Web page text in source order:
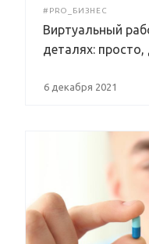
#PRO_БИЗНЕС
Виртуальный
деталях:
6 декабря 2021